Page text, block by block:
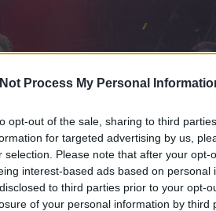
Process My Personal
opt-out of the sale, sharing to third
for targeted advertising by us,
selection. Please note that after your
interest-based ads based on
to third parties prior to your opt-
of your personal information by third